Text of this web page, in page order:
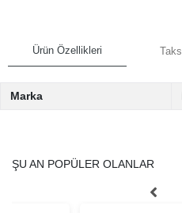
Ürün Özellikleri
Marka
ŞU AN POPÜLER OLANLAR